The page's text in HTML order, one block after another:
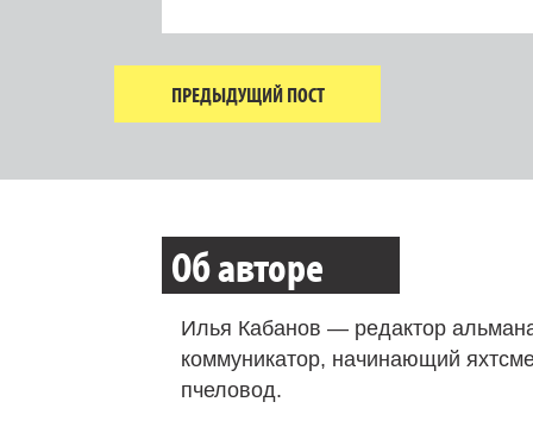
ПРЕДЫДУЩИЙ ПОСТ
Об авторе
Илья Кабанов — редактор
коммуникатор, начинающий
пчеловод.